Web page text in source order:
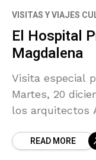
VISITAS Y VIAJES
El Hospital
Magdalena
Visita especial
Martes, 20
los arquitectos
arteREAD MORE